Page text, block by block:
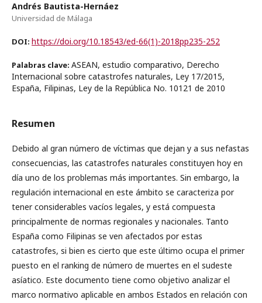
Andrés Bautista-Hernáez
Universidad de Málaga
DOI: https://doi.org/10.18543/ed-66(1)-2018pp235-252
Palabras clave: ASEAN, estudio comparativo, Derecho
Internacional sobre catastrofes naturales, Ley 17/2015,
España, Filipinas, Ley de la República No. 10121 de 2010
Resumen
Debido al gran número de víctimas que dejan y a sus nefastas
consecuencias, las catastrofes naturales constituyen hoy en
día uno de los problemas más importantes. Sin embargo, la
regulación internacional en este ámbito se caracteriza por
tener considerables vacíos legales, y está compuesta
principalmente de normas regionales y nacionales. Tanto
España como Filipinas se ven afectados por estas
catastrofes, si bien es cierto que este último ocupa el primer
puesto en el ranking de número de muertes en el sudeste
asíatico. Este documento tiene como objetivo analizar el
marco normativo aplicable en ambos Estados en relación con